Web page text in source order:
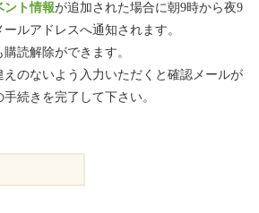
ント情報が追加された場合に朝9時から夜9
ルアドレスへ通知されます。
読解除ができます。
えのないよう入力いただくと確認メールが
続きを完了して下さい。